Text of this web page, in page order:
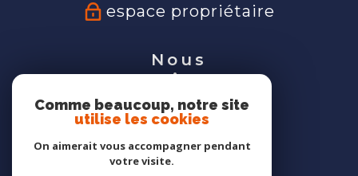
espace propriétaire
Nous
suivre
Comme beaucoup, notre site
utilise les cookies
On aimerait vous accompagner pendant
votre visite.